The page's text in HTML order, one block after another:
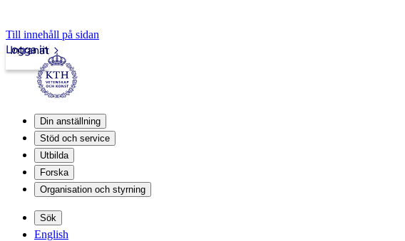
Till innehåll på sidan
Intranät
Logga in
Din anställning
Stöd och service
Utbilda
Forska
Organisation och styrning
Sök
English